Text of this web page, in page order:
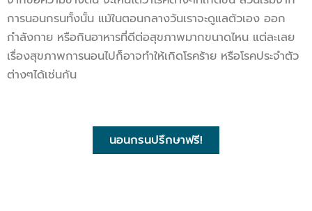
การนอนกรนทั้งนั้น แม้ในตอนกลางวันเราจะดูแลตัวเอง ออก
กำลังกาย หรือกินอาหารที่ดีต่อสุขภาพมากขนาดไหน แต่ละเลย
เรื่องสุขภาพการนอนไปก็อาจทำให้เกิดโรคร้าย หรือโรคประจำตัว
ต่างๆได้เช่นกัน
นอนกรนปรึกษาฟรี!